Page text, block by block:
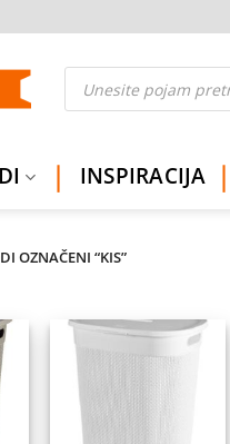
Products
search
INSPIRACIJA
OZNAČENI “KIS”